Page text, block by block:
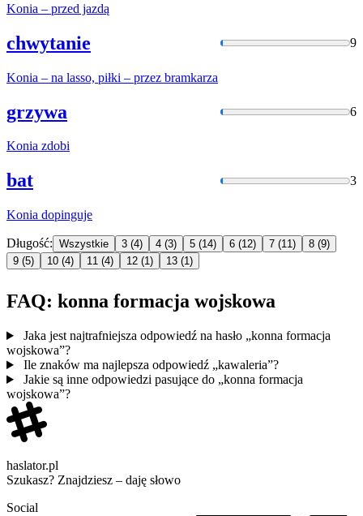
Konia – przed jazdą
chwytanie 9
Konia – na lasso, piłki – przez bramkarza
grzywa 6
Konia zdobi
bat 3
Konia dopinguje
Długość: Wszystkie 3 (4) 4 (3) 5 (14) 6 (12) 7 (11) 8 (9)
9 (5) 10 (4) 11 (4) 12 (1) 13 (1)
FAQ: konna formacja wojskowa
Jaka jest najtrafniejsza odpowiedź na hasło „konna formacja
wojskowa”?
Ile znaków ma najlepsza odpowiedź „kawaleria”?
Jakie są inne odpowiedzi pasujące do „konna formacja
wojskowa”?
haslator.pl
Szukasz? Znajdziesz – daję słowo
Social